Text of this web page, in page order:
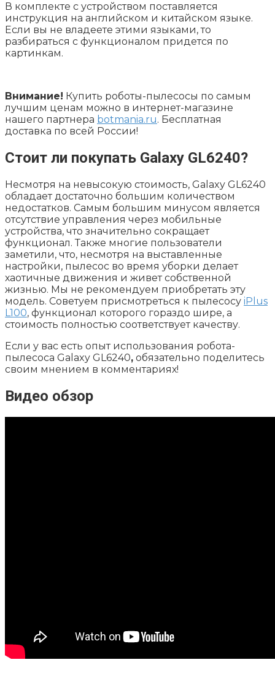
В комплекте с устройством поставляется
инструкция на английском и китайском языке.
Если вы не владеете этими языками, то
разбираться с функционалом придется по
картинкам.
Внимание! Купить роботы-пылесосы по самым
лучшим ценам можно в интернет-магазине
нашего партнера botmania.ru. Бесплатная
доставка по всей России!
Стоит ли покупать Galaxy GL6240?
Несмотря на невысокую стоимость, Galaxy GL6240
обладает достаточно большим количеством
недостатков. Самым большим минусом является
отсутствие управления через мобильные
устройства, что значительно сокращает
функционал. Также многие пользователи
заметили, что, несмотря на выставленные
настройки, пылесос во время уборки делает
хаотичные движения и живет собственной
жизнью. Мы не рекомендуем приобретать эту
модель. Советуем присмотреться к пылесосу iPlus
L100, функционал которого гораздо шире, а
стоимость полностью соответствует качеству.
Если у вас есть опыт использования робота-
пылесоса Galaxy GL6240, обязательно поделитесь
своим мнением в комментариях!
Видео обзор